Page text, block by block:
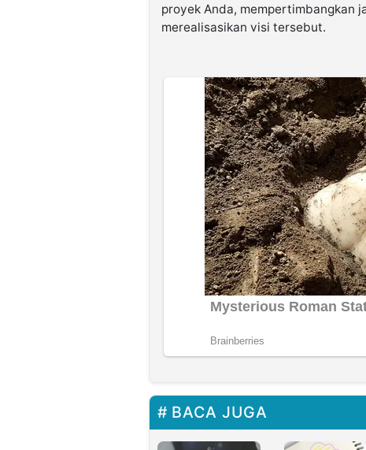
proyek Anda, mempertimbangkan
merealisasikan visi tersebut.
BACA JUGA